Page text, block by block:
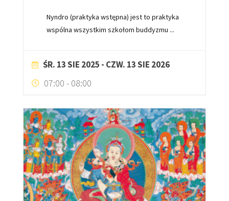
Nyndro (praktyka wstępna) jest to praktyka
wspólna wszystkim szkołom buddyzmu ...
ŚR. 13 SIE 2025 - CZW. 13 SIE 2026
07:00 - 08:00